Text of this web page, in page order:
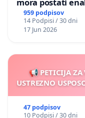
mora postati
nasilje
959 podpisov
14 Podpisi / 30 dni
17 Jun 2026
📢 PETICIJA ZA
USTREZNO
47 podpisov
10 Podpisi / 30 dni